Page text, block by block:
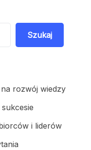
Szukaj
rozwój wiedzy
i liderów